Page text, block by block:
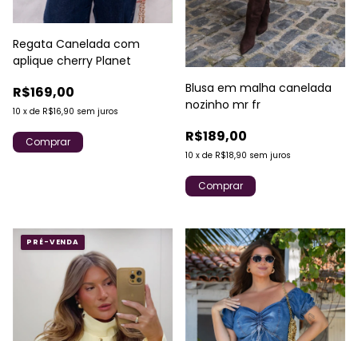
Regata Canelada com
aplique cherry Planet
R$169,00
10 x de R$16,90 sem juros
Comprar
Blusa em malha canelada
nozinho mr fr
R$189,00
10 x de R$18,90 sem juros
Comprar
PRÉ-VENDA